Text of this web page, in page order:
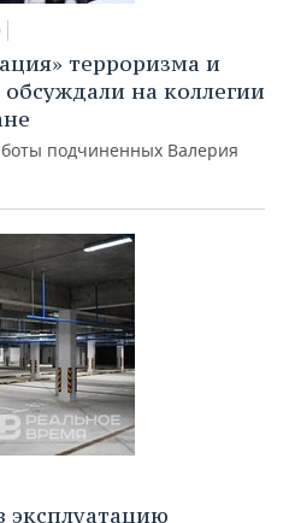
терроризма и
на коллегии
подчиненных Валерия
эксплуатацию